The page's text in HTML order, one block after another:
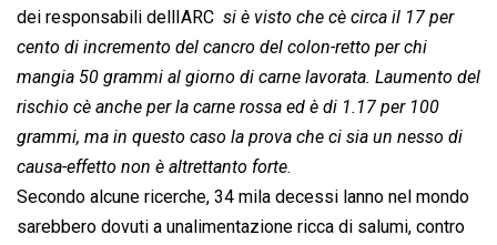
dei responsabili dellIARC  si è visto che cè circa il 17 per
cento di incremento del cancro del colon-retto per chi
mangia 50 grammi al giorno di carne lavorata. Laumento del
rischio cè anche per la carne rossa ed è di 1.17 per 100
grammi, ma in questo caso la prova che ci sia un nesso di
causa-effetto non è altrettanto forte.
Secondo alcune ricerche, 34 mila decessi lanno nel mondo
sarebbero dovuti a unalimentazione ricca di salumi, contro